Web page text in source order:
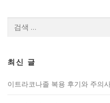
최신 글
이트라코나졸 복용 후기와 주의